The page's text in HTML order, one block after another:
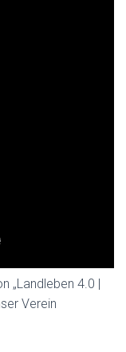
„Landleben 4.0 |
Verein